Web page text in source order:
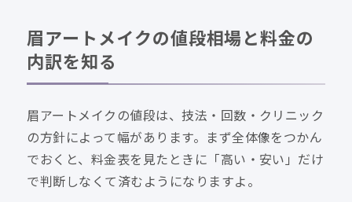
眉アートメイクの値段相場と料金の
内訳を知る
眉アートメイクの値段は、技法・回数・クリニック
の方針によって幅があります。まず全体像をつかん
でおくと、料金表を見たときに「高い・安い」だけ
で判断しなくて済むようになりますよ。